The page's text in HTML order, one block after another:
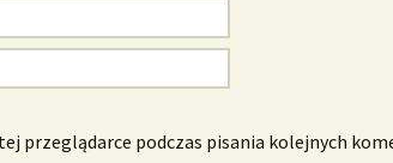
przeglądarce podczas pisania kolejnych